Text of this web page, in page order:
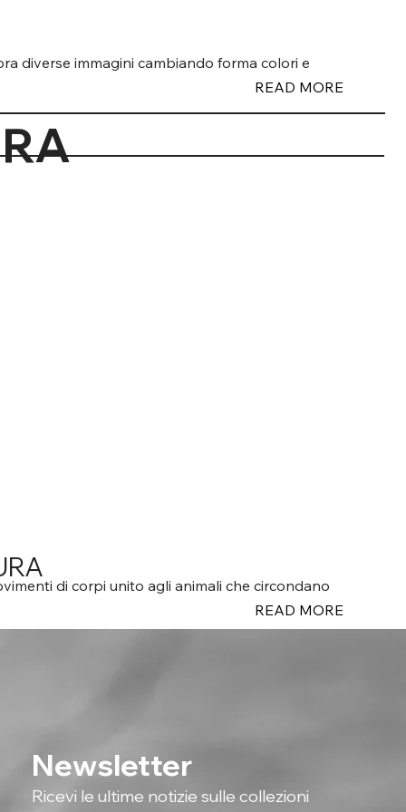
diverse immagini cambiando forma colori e
READ MORE
NATURA
di corpi unito agli animali che circondano
READ MORE
Newsletter
Ricevi le ultime notizie sulle collezioni